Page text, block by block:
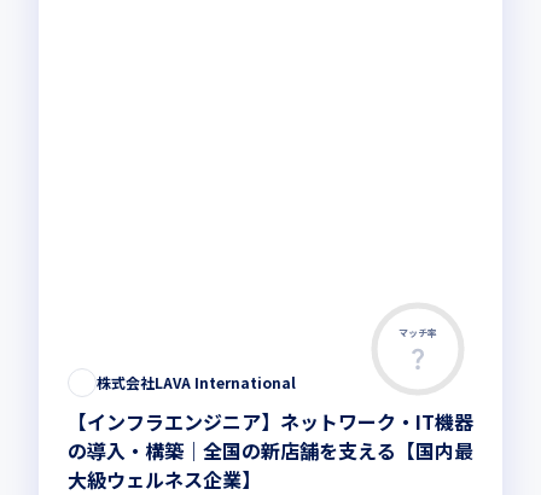
マッチ率
株式会社LAVA International
【インフラエンジニア】ネットワーク・IT機器
の導入・構築｜全国の新店舗を支える【国内最
大級ウェルネス企業】